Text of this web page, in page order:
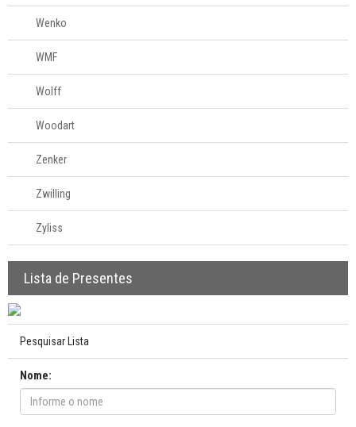
Wenko
WMF
Wolff
Woodart
Zenker
Zwilling
Zyliss
Lista de Presentes
Pesquisar Lista
Nome: